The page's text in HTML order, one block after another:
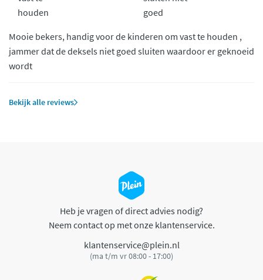
houden
goed
Mooie bekers, handig voor de kinderen om vast te houden ,
jammer dat de deksels niet goed sluiten waardoor er geknoeid
wordt
Bekijk alle reviews
Heb je vragen of direct advies nodig?
Neem contact op met onze klantenservice.
klantenservice@plein.nl
(ma t/m vr 08:00 - 17:00)